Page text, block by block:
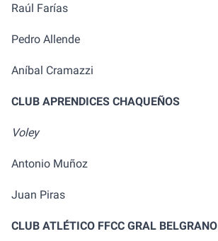
Raúl Farías
Pedro Allende
Aníbal Cramazzi
CLUB APRENDICES CHAQUEÑOS
Voley
Antonio Muñoz
Juan Piras
CLUB ATLÉTICO FFCC GRAL BELGRANO